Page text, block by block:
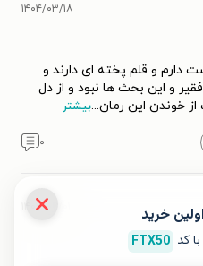
۱۴۰۴/۰۳/۱۸
دارم و قلم پخته ای دارند و
و این بحث ها نبود و از دل
از خوندن این رمان...بیشتر
۰
۱۴۰۴/۰۲/۰۱
کد FTX50